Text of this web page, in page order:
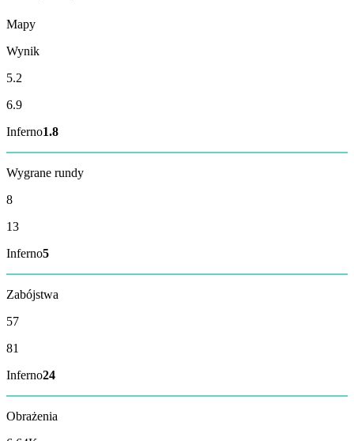
Mapy
Wynik
5.2
6.9
Inferno1.8
Wygrane rundy
8
13
Inferno5
Zabójstwa
57
81
Inferno24
Obrażenia